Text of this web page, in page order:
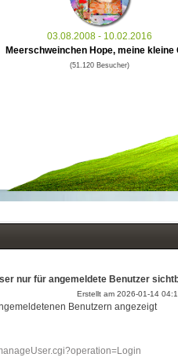
03.08.2008 - 10.02.2016
Meerschweinchen Hope, meine kleine
(51.120 Besucher)
nur für angemeldete Benutzer
Erstellt am 2026-01-14
Benutzern angezeigt